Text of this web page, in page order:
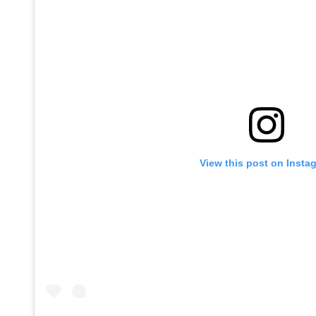
View this post on